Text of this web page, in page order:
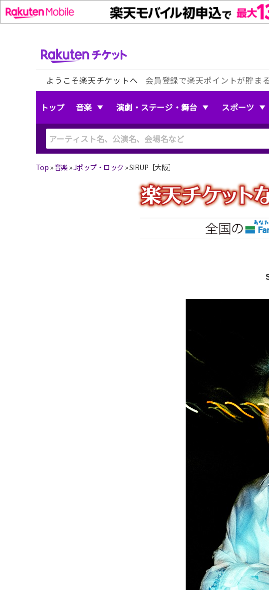
ようこそ楽天チケットへ 会員登録で楽天ポイントが貯ま
トップ 音楽 演劇・ステージ・舞台 スポーツ
Top »音楽 »Jポップ・ロック »SIRUP［大阪］